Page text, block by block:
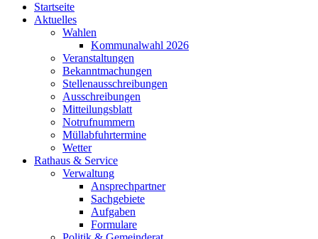
Startseite
Aktuelles
Wahlen
Kommunalwahl 2026
Veranstaltungen
Bekanntmachungen
Stellenausschreibungen
Ausschreibungen
Mitteilungsblatt
Notrufnummern
Müllabfuhrtermine
Wetter
Rathaus & Service
Verwaltung
Ansprechpartner
Sachgebiete
Aufgaben
Formulare